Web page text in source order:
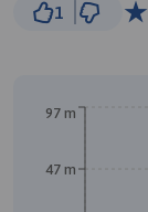
1
47 m
97 m